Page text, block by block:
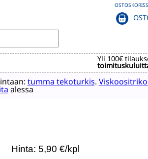
Yli 100€
tumma tekoturkis.
alessa
Hinta: 5,90 €/kpl